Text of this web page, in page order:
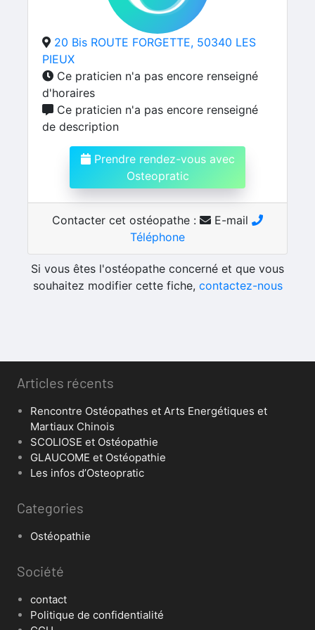
20 Bis ROUTE FORGETTE, 50340 LES
PIEUX
Ce praticien n'a pas encore renseigné
d'horaires
Ce praticien n'a pas encore renseigné
de description
Prendre rendez-vous avec
Osteopratic
Contacter cet ostéopathe :
E-mail
Téléphone
Si vous êtes l'ostéopathe concerné et que vous
souhaitez modifier cette fiche, contactez-nous
Articles récents
Rencontre Ostéopathes et Arts Energétiques et
Martiaux Chinois
SCOLIOSE et Ostéopathie
GLAUCOME et Ostéopathie
Les infos d’Osteopratic
Categories
Ostéopathie
Société
contact
Politique de confidentialité